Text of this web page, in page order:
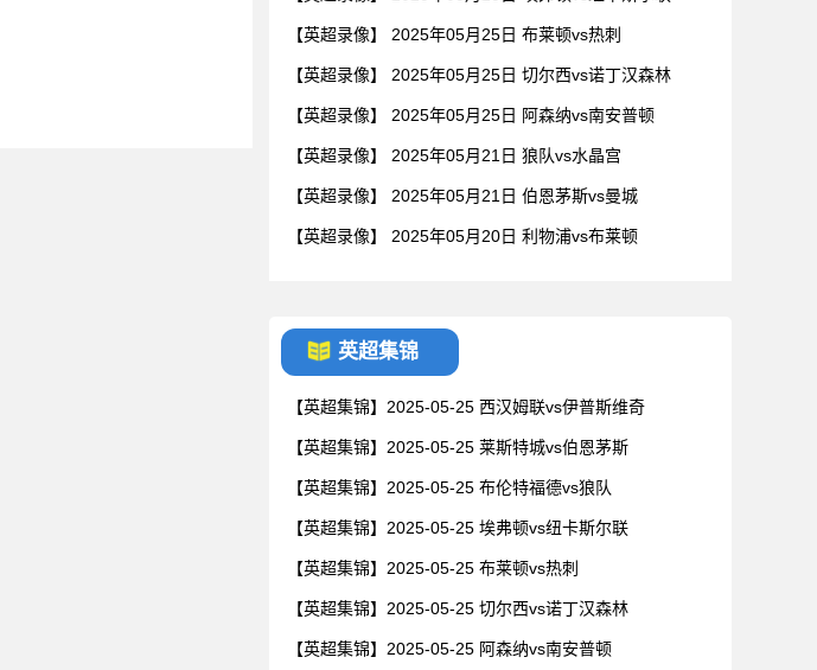
【英超录像】 2025年05月25日 布莱顿vs热刺
【英超录像】 2025年05月25日 切尔西vs诺丁汉森林
【英超录像】 2025年05月25日 阿森纳vs南安普顿
【英超录像】 2025年05月21日 狼队vs水晶宫
【英超录像】 2025年05月21日 伯恩茅斯vs曼城
【英超录像】 2025年05月20日 利物浦vs布莱顿
英超集锦
【英超集锦】2025-05-25 西汉姆联vs伊普斯维奇
【英超集锦】2025-05-25 莱斯特城vs伯恩茅斯
【英超集锦】2025-05-25 布伦特福德vs狼队
【英超集锦】2025-05-25 埃弗顿vs纽卡斯尔联
【英超集锦】2025-05-25 布莱顿vs热刺
【英超集锦】2025-05-25 切尔西vs诺丁汉森林
【英超集锦】2025-05-25 阿森纳vs南安普顿